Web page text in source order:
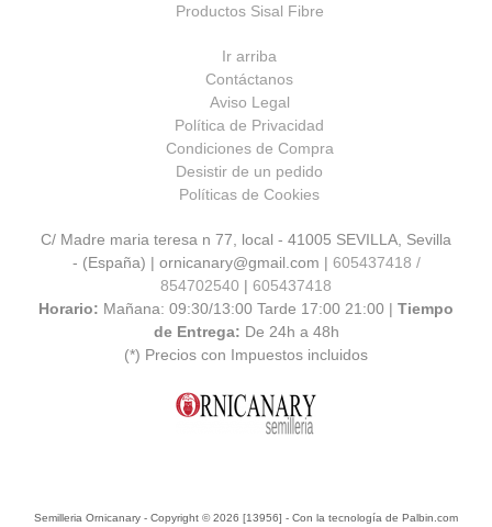
Productos Sisal Fibre
Ir arriba
Contáctanos
Aviso Legal
Política de Privacidad
Condiciones de Compra
Desistir de un pedido
Políticas de Cookies
C/ Madre maria teresa n 77, local - 41005 SEVILLA, Sevilla
- (España) | ornicanary@gmail.com | 605437418 /
854702540 | 605437418
Horario: Mañana: 09:30/13:00 Tarde 17:00 21:00 | Tiempo
de Entrega: De 24h a 48h
(*) Precios con Impuestos incluidos
Semilleria Ornicanary - Copyright © 2026 [13956] - Con la tecnología de Palbin.com